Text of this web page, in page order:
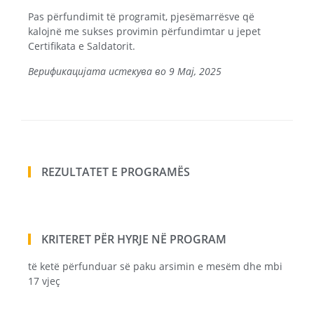
Pas përfundimit të programit, pjesëmarrësve që
kalojnë me sukses provimin përfundimtar u jepet
Certifikata e Saldatorit.
Верификацијата истекува во 9 Maj, 2025
REZULTATET E PROGRAMËS
KRITERET PËR HYRJE NË PROGRAM
të ketë përfunduar së paku arsimin e mesëm dhe mbi
17 vjeç